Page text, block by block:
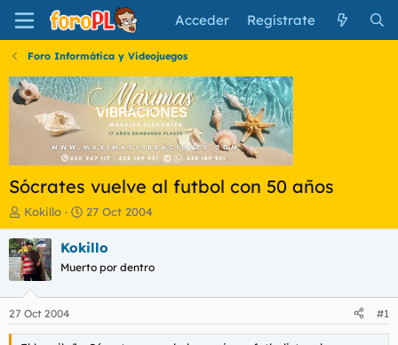
Acceder Regístrate
Foro Informática y Videojuegos
Sócrates vuelve al futbol con 50 años
I
n
i
c
i
a
d
o
r
Kokillo
F
e
c
a
i
n
27 Oct 2004
Kokillo
Muerto por dentro
27 Oct 2004 #1